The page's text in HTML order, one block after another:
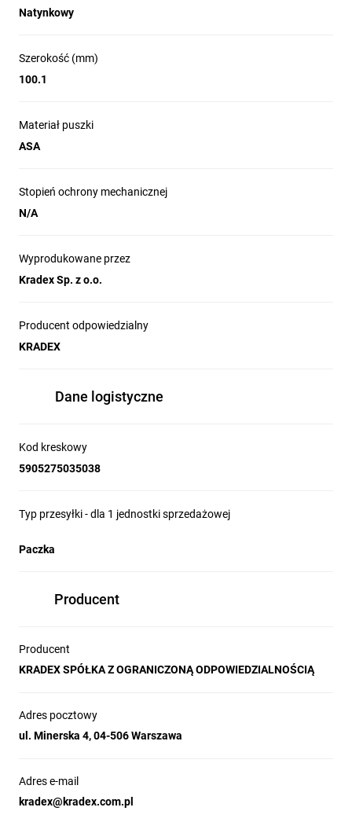
Natynkowy
Szerokość (mm)
100.1
Materiał puszki
ASA
Stopień ochrony mechanicznej
N/A
Wyprodukowane przez
Kradex Sp. z o.o.
Producent odpowiedzialny
KRADEX
Dane logistyczne
Kod kreskowy
5905275035038
Typ przesyłki - dla 1 jednostki sprzedażowej
Paczka
Producent
Producent
KRADEX SPÓŁKA Z OGRANICZONĄ ODPOWIEDZIALNOŚCIĄ
Adres pocztowy
ul. Minerska 4, 04-506 Warszawa
Adres e-mail
kradex@kradex.com.pl